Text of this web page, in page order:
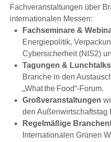
Fachveranstaltungen über
internationalen Messen:
Fachseminare &
Energiepolitik,
Cybersicherheit (NIS2)
Tagungen & Lunchtalks
Branche in den
„What the Food“-Forum.
Großveranstaltungen
den Außenwirtschaftstag
Regelmäßige
Internationalen Grünen